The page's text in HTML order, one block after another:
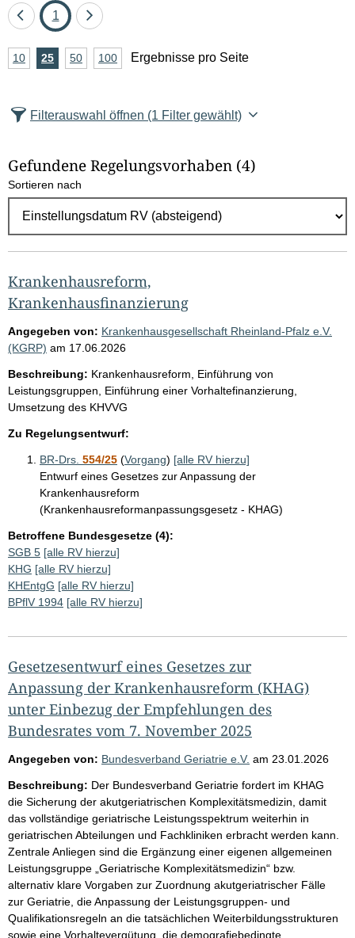
Eine
zurück
Seite
1
Eine
vor
A
z
l
E
g
e
b
n
i
s
s
e
p
r
t
e
10Ergebnisse
25Ergebnisse
50Ergebnisse
100Ergebnisse
Ergebnisse pro Seite
Filterauswahl öffnen (1 Filter gewählt)
Gefundene Regelungsvorhaben (4)
Sortieren nach
Krankenhausreform,
Krankenhausfinanzierung
Angegeben von: Krankenhausgesellschaft Rheinland-Pfalz e.V.
(KGRP) am 17.06.2026
Beschreibung: Krankenhausreform, Einführung von
Leistungsgruppen, Einführung einer Vorhaltefinanzierung,
Umsetzung des KHVVG
Zu Regelungsentwurf:
BR-Drs. 554/25 (Vorgang) [alle RV hierzu]
Entwurf eines Gesetzes zur Anpassung der
Krankenhausreform
(Krankenhausreformanpassungsgesetz - KHAG)
Betroffene Bundesgesetze (4):
SGB 5 [alle RV hierzu]
KHG [alle RV hierzu]
KHEntgG [alle RV hierzu]
BPflV 1994 [alle RV hierzu]
Gesetzesentwurf eines Gesetzes zur
Anpassung der Krankenhausreform (KHAG)
unter Einbezug der Empfehlungen des
Bundesrates vom 7. November 2025
Angegeben von: Bundesverband Geriatrie e.V. am 23.01.2026
Beschreibung: Der Bundesverband Geriatrie fordert im KHAG
die Sicherung der akutgeriatrischen Komplexitätsmedizin, damit
das vollständige geriatrische Leistungsspektrum weiterhin in
geriatrischen Abteilungen und Fachkliniken erbracht werden kann.
Zentrale Anliegen sind die Ergänzung einer eigenen allgemeinen
Leistungsgruppe „Geriatrische Komplexitätsmedizin“ bzw.
alternativ klare Vorgaben zur Zuordnung akutgeriatrischer Fälle
zur Geriatrie, die Anpassung der Leistungsgruppen- und
Qualifikationsregeln an die tatsächlichen Weiterbildungsstrukturen
sowie eine Vorhaltevergütung, die demografiebedingte